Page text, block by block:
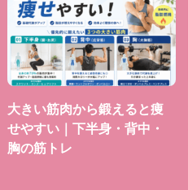
大きい筋肉から鍛えると痩
せやすい｜下半身・背中・
胸の筋トレ